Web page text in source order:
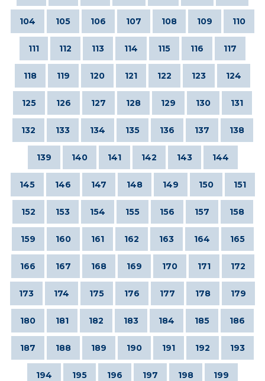
104 105 106 107 108 109 110
111 112 113 114 115 116 117
118 119 120 121 122 123 124
125 126 127 128 129 130 131
132 133 134 135 136 137 138
139 140 141 142 143 144
145 146 147 148 149 150 151
152 153 154 155 156 157 158
159 160 161 162 163 164 165
166 167 168 169 170 171 172
173 174 175 176 177 178 179
180 181 182 183 184 185 186
187 188 189 190 191 192 193
194 195 196 197 198 199